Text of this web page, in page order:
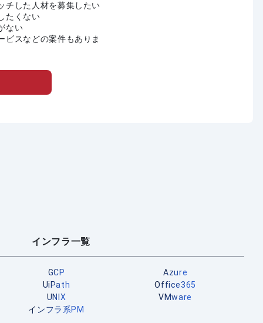
チした人材を募集したい
たくない
ない
ビスなどの案件もありま
インフラ一覧
GCP
Azure
UiPath
Office365
UNIX
VMware
インフラ系PM